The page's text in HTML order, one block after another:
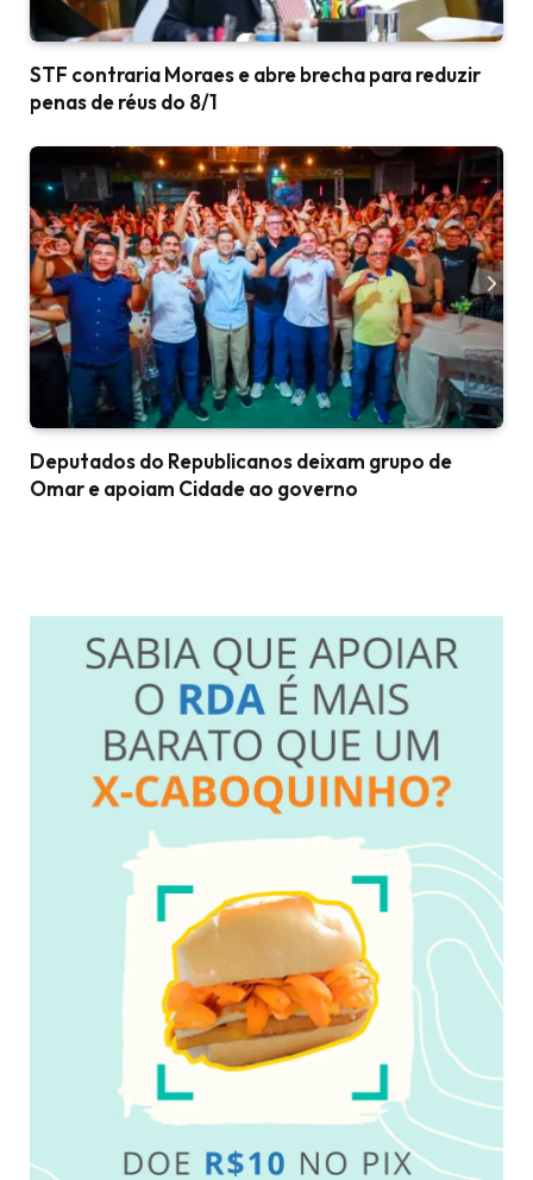
STF contraria Moraes e abre brecha para reduzir
penas de réus do 8/1
Deputados do Republicanos deixam grupo de
Omar e apoiam Cidade ao governo